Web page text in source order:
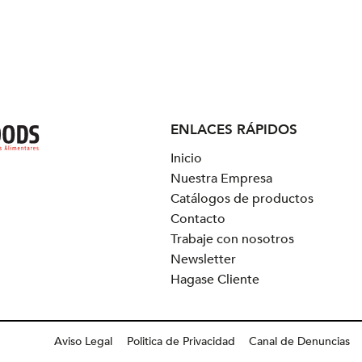
ENLACES RÁPIDOS
Inicio
Nuestra Empresa
Catálogos de productos
Contacto
Trabaje con nosotros
Newsletter
Hagase Cliente
Aviso Legal Politica de Privacidad Canal de Denuncias